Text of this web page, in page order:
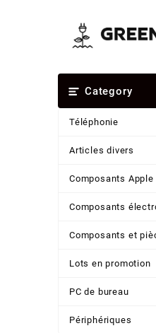
Category
Téléphonie
Articles divers
Composants Apple
Composants
Composants et
Lots en promotion
PC de bureau
Périphériques